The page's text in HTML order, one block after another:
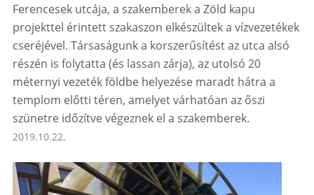
Ferencesek utcája, a szakemberek a Zöld kapu
projekttel érintett szakaszon elkészültek a vízvezetékek
cseréjével. Társaságunk a korszerűsítést az utca alsó
részén is folytatta (és lassan zárja), az utolsó 20
méternyi vezeték földbe helyezése maradt hátra a
templom előtti téren, amelyet várhatóan az őszi
szünetre időzítve végeznek el a szakemberek.
2019.10.22.